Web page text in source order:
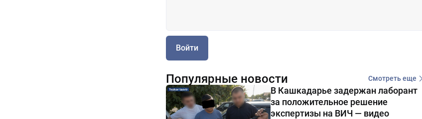
Войти
Популярные новости Смотреть еще
В Кашкадарье задержан лаборант
за положительное решение
экспертизы на ВИЧ — видео